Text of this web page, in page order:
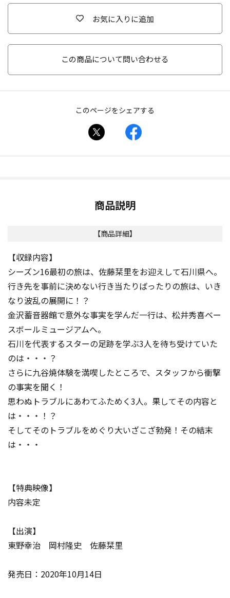
お気に入りに追加
この商品について問い合わせる
このページをシェアする
商品説明
【商品詳細】
【収録内容】
シーズン16最初の旅は、佐藤栞里をお迎えして石川県へ。
行き先を事前に決めない行き当たりばったりの旅は、いき
なり波乱の展開に！？
金沢蓄音器館で意外な事実を学んだ一行は、松井秀喜ベー
スボールミュージアムへ。
石川を代表するスターの足跡を学ぶ3人を待ち受けていた
のは・・・？
さらに九谷焼体験を満喫したところで、スタッフから衝撃
の事実を聞く！
思わぬトラブルにあわてふためく3人。果してその内容と
は・・・！？
そしてそのトラブルをめぐり大いざこざ勃発！その結末
は・・・
【特典映像】
内容未定
【出演】
東野幸治 岡村隆史 佐藤栞里
発売日：2020年10月14日